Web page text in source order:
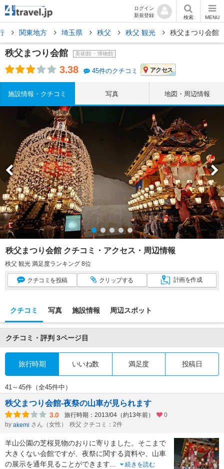
ログイン
新規登録
検索 MENU
関東地方 埼玉県 秩父 秩父 観光 秩父まつり会館
秩父まつり会館 美術館・博物館
3.38 45件のクチコミ アクセス
施設情報・クチコミ 写真 地図・周辺情報
秩父まつり会館 クチコミ・アクセス・周辺情報
秩父 観光 満足度ランキング 8位
クチコミ を投稿 クリップする 計画を作成
クチコミ 写真 施設情報 周辺スポット
クチコミ・評判 3ページ目
旅行時期 いいね数 満足度 投稿日
41～45件（全45件中）
秩父まつり会館-夜祭の山車が見られます
3.0 旅行時期：2013/04（約13年前）
0
by akemi さん（女性） 秩父 クチコミ：2件
羊山公園の芝桜見物のおりに寄りました。そこまで
大きくない会館ですが、夜祭に関する資料や、山車
の展示を通年見ることができます...
続きを読む